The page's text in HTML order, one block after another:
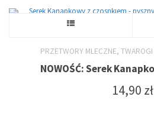
na
stronie
ma
wiele
PRZETWORY MLECZNE,
NOWOŚĆ: Serek
14,90 zł